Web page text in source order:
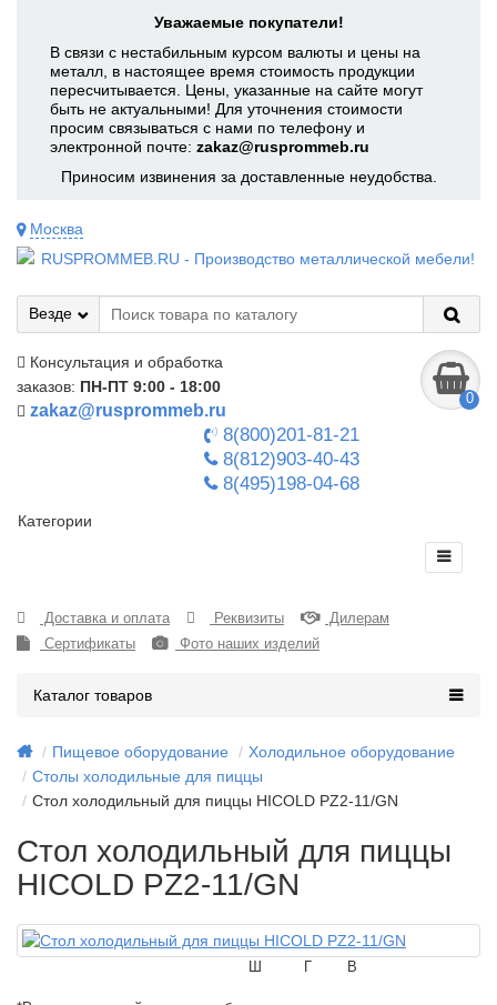
Уважаемые покупатели!
В связи с нестабильным курсом валюты и цены на
металл, в настоящее время стоимость продукции
пересчитывается. Цены, указанные на сайте могут
быть не актуальными! Для уточнения стоимости
просим связываться с нами по телефону и
электронной почте: zakaz@rusprommeb.ru
Приносим извинения за доставленные неудобства.
Москва
Везде
Консультация и обработка
заказов: ПН-ПТ 9:00 - 18:00
zakaz@rusprommeb.ru
8(800)201-81-21
8(812)903-40-43
8(495)198-04-68
0
Категории
Доставка и оплата Реквизиты
Дилерам
Сертификаты
Фото наших изделий
Каталог товаров
Пищевое оборудование
Холодильное оборудование
Столы холодильные для пиццы
Стол холодильный для пиццы HICOLD PZ2-11/GN
Стол холодильный для пиццы
HICOLD PZ2-11/GN
Ш В
Г